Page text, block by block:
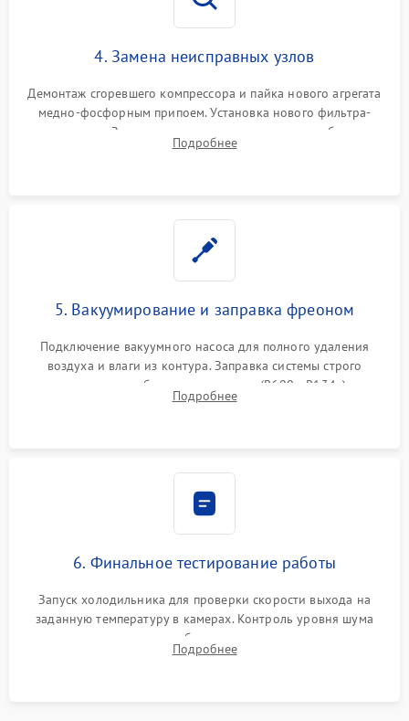
4. Замена неисправных узлов
Демонтаж сгоревшего компрессора и пайка нового агрегата
медно-фосфорным припоем. Установка нового фильтра-
осушителя. Замена изношенных вентиляторов обдува,
сломанных заслонок или поврежденных дверных петель.
Подробнее
5. Вакуумирование и заправка фреоном
Подключение вакуумного насоса для полного удаления
воздуха и влаги из контура. Заправка системы строго
дозированным объемом хладагента (R600a, R134a) по
электронным весам. Контроль рабочего давления в системе.
Подробнее
6. Финальное тестирование работы
Запуск холодильника для проверки скорости выхода на
заданную температуру в камерах. Контроль уровня шума
компрессора, отсутствия обмерзания стенок и корректного
срабатывания системы автоматической оттайки.
Подробнее